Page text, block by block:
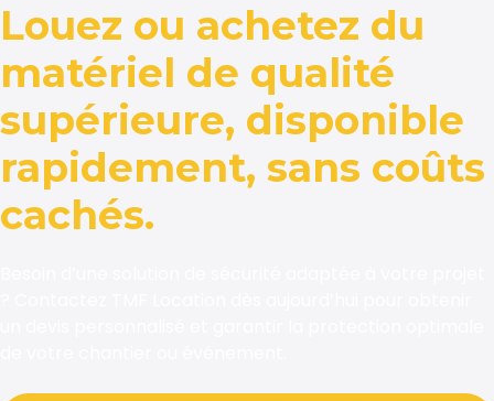
Louez ou achetez du
matériel de qualité
supérieure, disponible
rapidement, sans coûts
cachés.